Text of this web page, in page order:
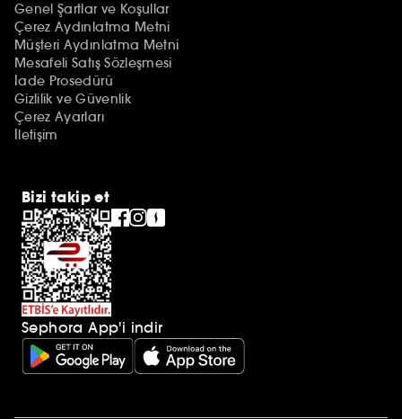
Genel Şartlar ve Koşullar
Çerez Aydınlatma Metni
Müşteri Aydınlatma Metni
Mesafeli Satış Sözleşmesi
İade Prosedürü
Gizlilik ve Güvenlik
Çerez Ayarları
İletişim
Bizi takip et
Sephora App'i indir